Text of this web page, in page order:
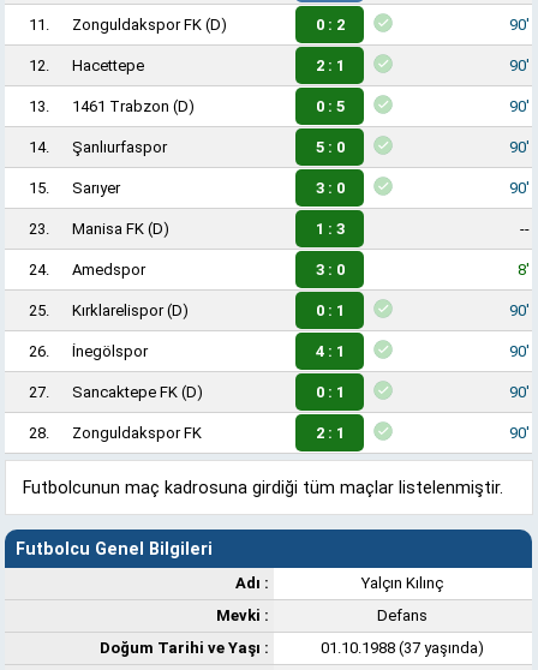
11. Zonguldakspor FK (D) 0 : 2 90'
12. Hacettepe 2 : 1 90'
13. 1461 Trabzon (D) 0 : 5 90'
14. Şanlıurfaspor 5 : 0 90'
15. Sarıyer 3 : 0 90'
23. Manisa FK (D) 1 : 3 --
24. Amedspor 3 : 0 8'
25. Kırklarelispor(D) 0 : 1 90'
26. İnegölspor 4 : 1 90'
27. Sancaktepe FK (D) 0 : 1 90'
28. Zonguldakspor FK 2 : 1 90'
Futbolcunun maç kadrosuna girdiği tüm maçlar listelenmiştir.
Futbolcu Genel Bilgileri
Adı :
Yalçın Kılınç
Mevki :
Defans
Doğum Tarihi ve Yaşı :
01.10.1988 (37 yaşında)